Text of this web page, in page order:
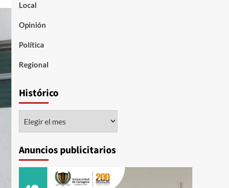
Local
Opinión
Política
Regional
Histórico
Anuncios publicitarios